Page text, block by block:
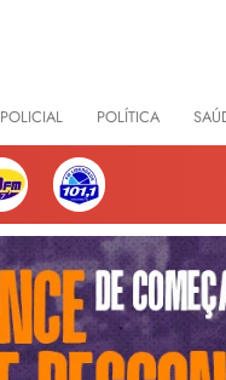
POLICIAL POLÍTICA